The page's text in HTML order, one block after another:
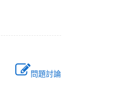
問題討論